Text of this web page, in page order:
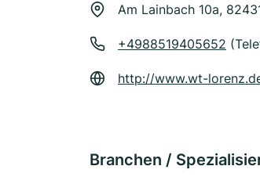
Am Lainbach 10a,
+4988519405652
http://www.wt-
Branchen /